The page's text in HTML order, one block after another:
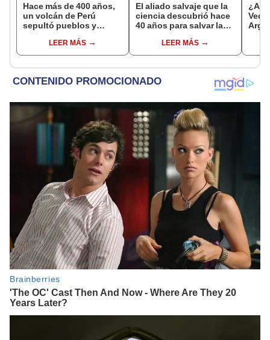
Hace más de 400 años,
un volcán de Perú
sepultó pueblos y
veranos más fríos de la
historia: sigue bajo
LEER MÁS
El aliado salvaje que la
ciencia descubrió hace
40 años para salvar la
reintroducción de un
asno salvaje está
vida
LEER MÁS
¿A